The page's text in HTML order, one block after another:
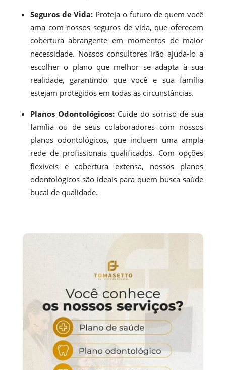
Seguros de Vida: Proteja o futuro de quem você
ama com nossos seguros de vida, que oferecem
cobertura abrangente em momentos de maior
necessidade. Nossos consultores irão ajudá-lo a
escolher o plano que melhor se adapta à sua
realidade, garantindo que você e sua família
estejam protegidos em todas as circunstâncias.
Planos Odontológicos:Cuide do sorriso de sua
família ou de seus colaboradores com nossos
planos odontológicos, que incluem uma ampla
rede de profissionais qualificados. Com opções
flexíveis e cobertura extensa, nossos planos
odontológicos são ideais para quem busca saúde
bucal de qualidade.